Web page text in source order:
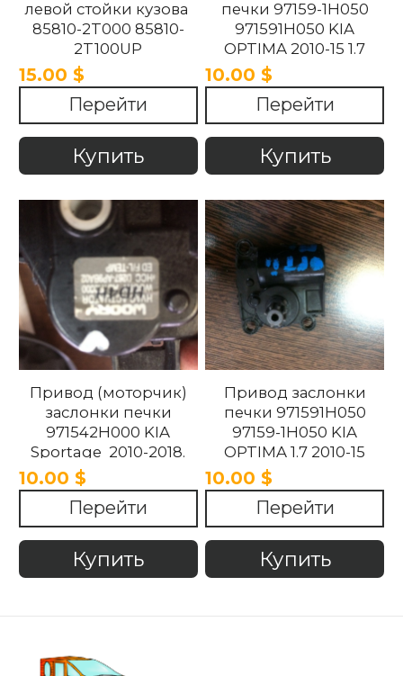
левой стойки кузова
85810-2T000 85810-
2T100UP
858102T100UP
858102T000 Kia
Optima 2010 -2015.
15.00 $
Перейти
Купить
печки 97159-1H050
971591H050 KIA
OPTIMA 2010-15 1.7
10.00 $
Перейти
Купить
Привод (моторчик)
заслонки печки
971542H000 KIA
Sportage 2010-2018.
10.00 $
Перейти
Купить
Привод заслонки
печки 971591H050
97159-1H050 KIA
OPTIMA 1.7 2010-15
10.00 $
Перейти
Купить